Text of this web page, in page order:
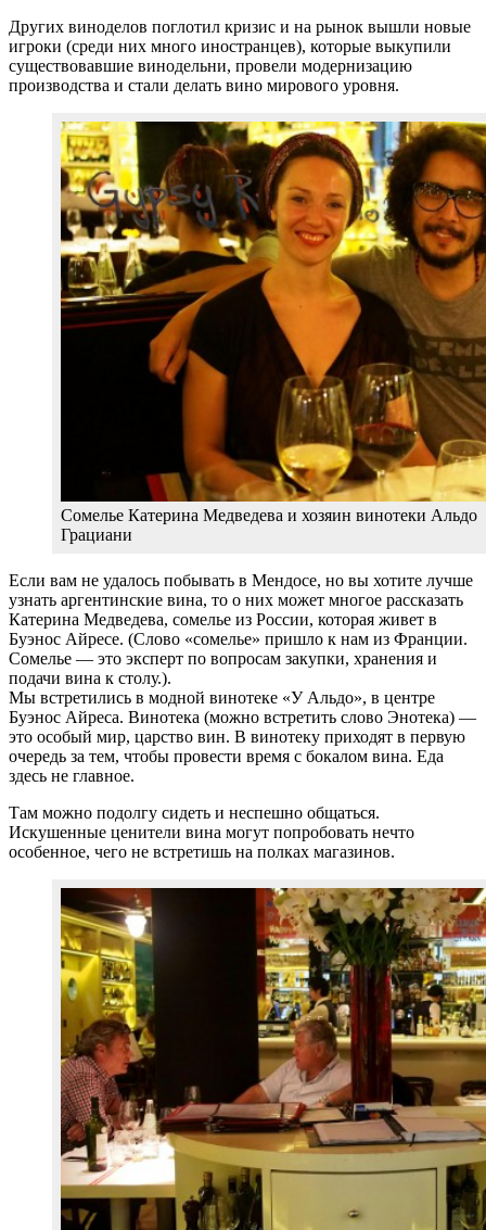
Других виноделов поглотил кризис и на рынок вышли новые
игроки (среди них много иностранцев), которые выкупили
существовавшие винодельни, провели модернизацию
производства и стали делать вино мирового уровня.
Сомелье Катерина Медведева и хозяин винотеки Альдо
Грациани
Если вам не удалось побывать в Мендосе, но вы хотите лучше
узнать аргентинские вина, то о них может многое рассказать
Катерина Медведева, сомелье из России, которая живет в
Буэнос Айресе. (Слово «сомелье» пришло к нам из Франции.
Сомелье — это эксперт по вопросам закупки, хранения и
подачи вина к столу.).
Мы встретились в модной винотеке «У Альдо», в центре
Буэнос Айреса. Винотека (можно встретить слово Энотека) —
это особый мир, царство вин. В винотеку приходят в первую
очередь за тем, чтобы провести время с бокалом вина. Еда
здесь не главное.
Там можно подолгу сидеть и неспешно общаться.
Искушенные ценители вина могут попробовать нечто
особенное, чего не встретишь на полках магазинов.